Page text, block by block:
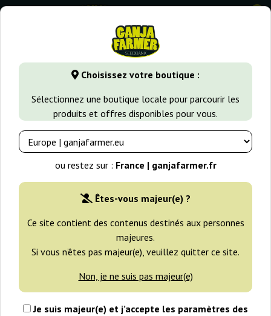
Choisissez votre boutique :
Sélectionnez une boutique locale pour parcourir les
produits et offres disponibles pour vous.
ou restez sur : France | ganjafarmer.fr
Êtes-vous majeur(e) ?
Ce site contient des contenus destinés aux personnes
majeures.
Si vous n’êtes pas majeur(e), veuillez quitter ce site.
Non, je ne suis pas majeur(e)
Je suis majeur(e) et j’accepte les paramètres des
0
GanjaFarmer.fr Types de Graines Graines de Cannabis